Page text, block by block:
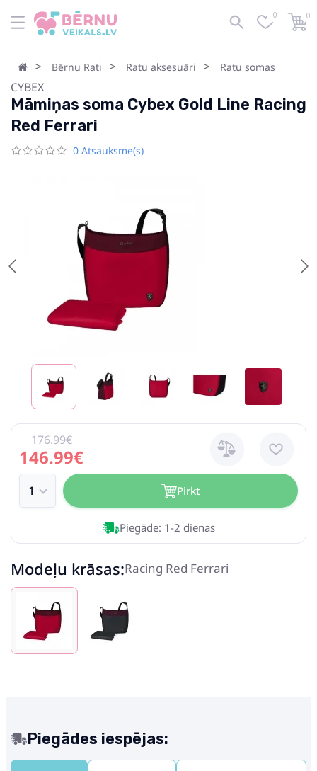
0 0
Bērnu Rati Ratu aksesuāri Ratu somas
CYBEX
Māmiņas soma Cybex Gold Line Racing
Red Ferrari
0 Atsauksme(s)
146.99€
176.99€
Pirkt
Piegāde: 1-2 dienas
Modeļu krāsas:Racing Red Ferrari
Piegādes iespējas: